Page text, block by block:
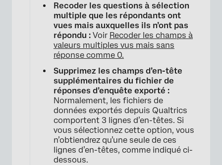
Recoder les questions à sélection
multiple que les répondants ont
vues mais auxquelles ils n’ont pas
répondu : Voir Recoder les champs à
valeurs multiples vus mais sans
réponse comme 0.
Supprimez les champs d’en-tête
supplémentaires du fichier de
réponses d’enquête exporté :
Normalement, les fichiers de
données exportés depuis Qualtrics
comportent 3 lignes d’en-têtes. Si
vous sélectionnez cette option, vous
n’obtiendrez qu’une seule de ces
lignes d’en-têtes, comme indiqué ci-
dessous.